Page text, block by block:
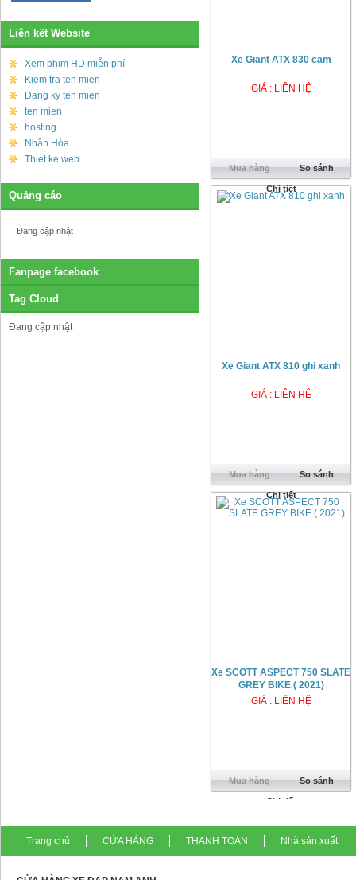
Xe Giant ATX 830 cam
GIÁ : LIÊN HỆ
Mua hàng So sánh
Chi tiết
Xe Giant ATX 810 ghi xanh
GIÁ : LIÊN HỆ
Mua hàng So sánh
Chi tiết
Xe SCOTT ASPECT 750 SLATE
GREY BIKE ( 2021)
GIÁ : LIÊN HỆ
Mua hàng So sánh
Chi tiết
Liên kết Website
Xem phim HD miễn phí
Kiem tra ten mien
Dang ky ten mien
ten mien
hosting
Nhân Hòa
Thiet ke web
Quảng cáo
Đang cập nhật
Fanpage facebook
Tag Cloud
Đang cập nhật
Trang chủ CỬA HÀNG THANH TOÁN Nhà sản xuất